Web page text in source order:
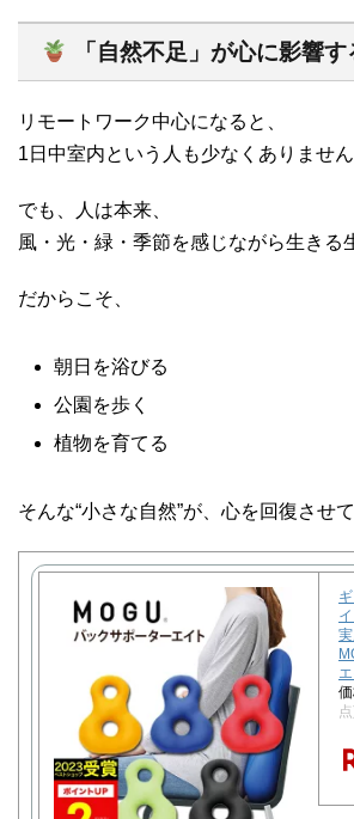
「自然不足」が心に影響す
リモートワーク中心になると、
1日中室内という人も少なくありません
でも、人は本来、
風・光・緑・季節を感じながら生きる
だからこそ、
朝日を浴びる
公園を歩く
植物を育てる
そんな“小さな自然”が、心を回復させ